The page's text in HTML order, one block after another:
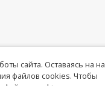
сайта. Оставаясь на
файлов cookies. Чтобы